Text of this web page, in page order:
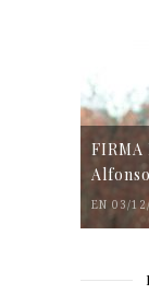
FIRMA
EN 03/